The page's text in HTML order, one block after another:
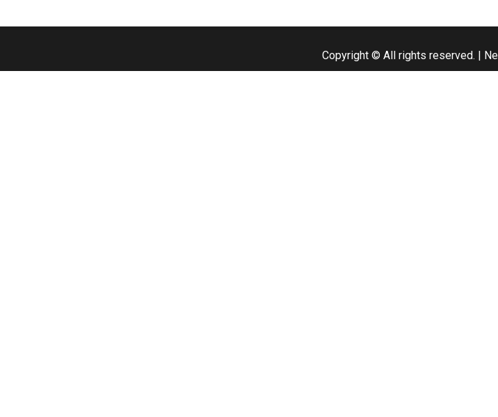
Copyright © All rights reserved. |